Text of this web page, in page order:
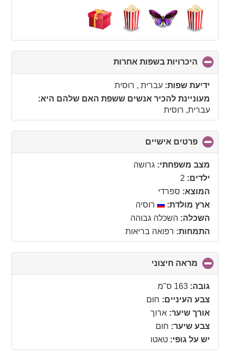
contents
היכרויות בשפות אחרות
to
ידיעת שפות: עברית , רוסית
מעוניינת להכיר אנשים ששפת האם שלהם היא:
עברית, רוסית
פרטים אישיים
to
collapse
מצב משפחתי: גרושה
ילדים: 2
המוצא: ספרדי
ארץ מולדת:
רוסיה
השכלה: השכלה גבוהה
התמחות: רפואה בריאות
מראה חיצוני
to
גובה: 163 ס"מ
צבע העיניים: חום
אורך שיער: ארוך
צבע שיער: חום
יש על גופי: טאטו